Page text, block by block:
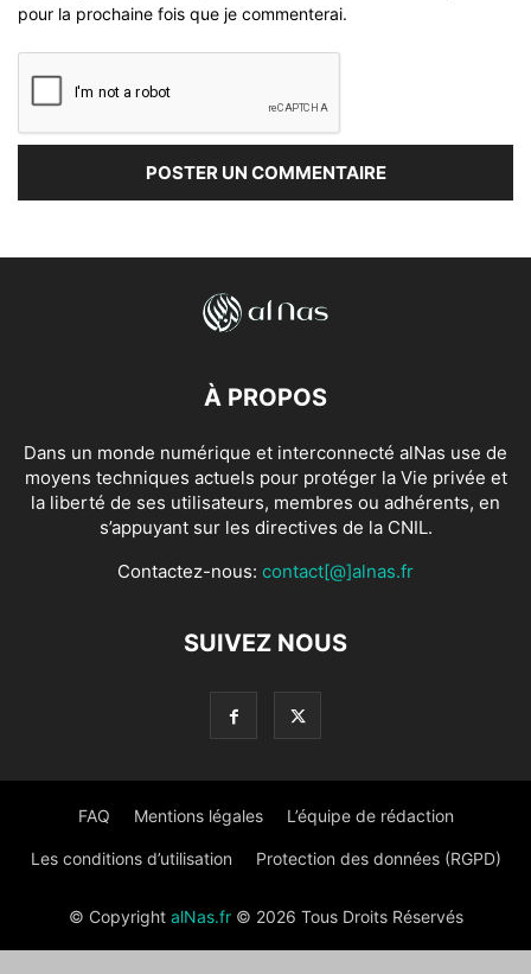
pour la prochaine fois que je commenterai.
À PROPOS
Dans un monde numérique et interconnecté alNas use de
moyens techniques actuels pour protéger la Vie privée et
la liberté de ses utilisateurs, membres ou adhérents, en
s’appuyant sur les directives de la CNIL.
Contactez-nous: contact[@]alnas.fr
SUIVEZ NOUS
FAQ Mentions légales L’équipe de rédaction
Les conditions d’utilisation Protection des données (RGPD)
© Copyright alNas.fr© 2026 Tous Droits Réservés